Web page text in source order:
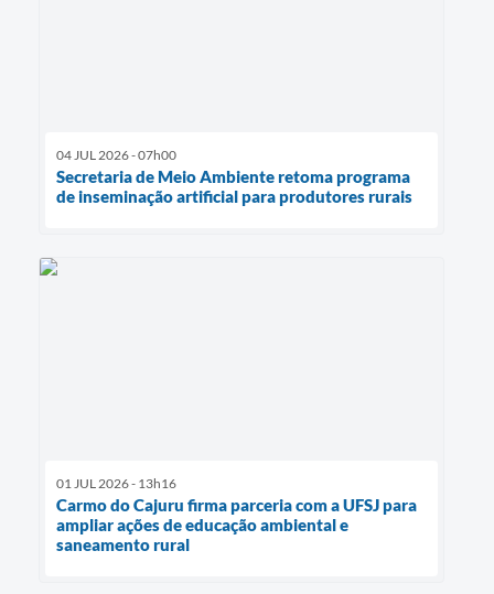
04 JUL 2026 - 07h00
Secretaria de Meio Ambiente retoma programa
de inseminação artificial para produtores rurais
01 JUL 2026 - 13h16
Carmo do Cajuru firma parceria com a UFSJ para
ampliar ações de educação ambiental e
saneamento rural